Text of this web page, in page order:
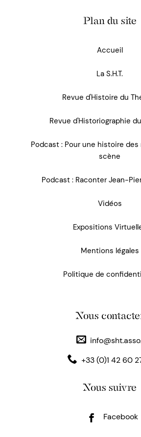
Plan du site
Accueil
La S.H.T.
Revue d'Histoire du
Revue d'Historiographie
Podcast : Pour une histoire
scène
Podcast : Raconter Jean-
Vidéos
Expositions
Mentions légales
Politique de
Nous
+33 (0)1 42 60
Nous suivre
Facebook